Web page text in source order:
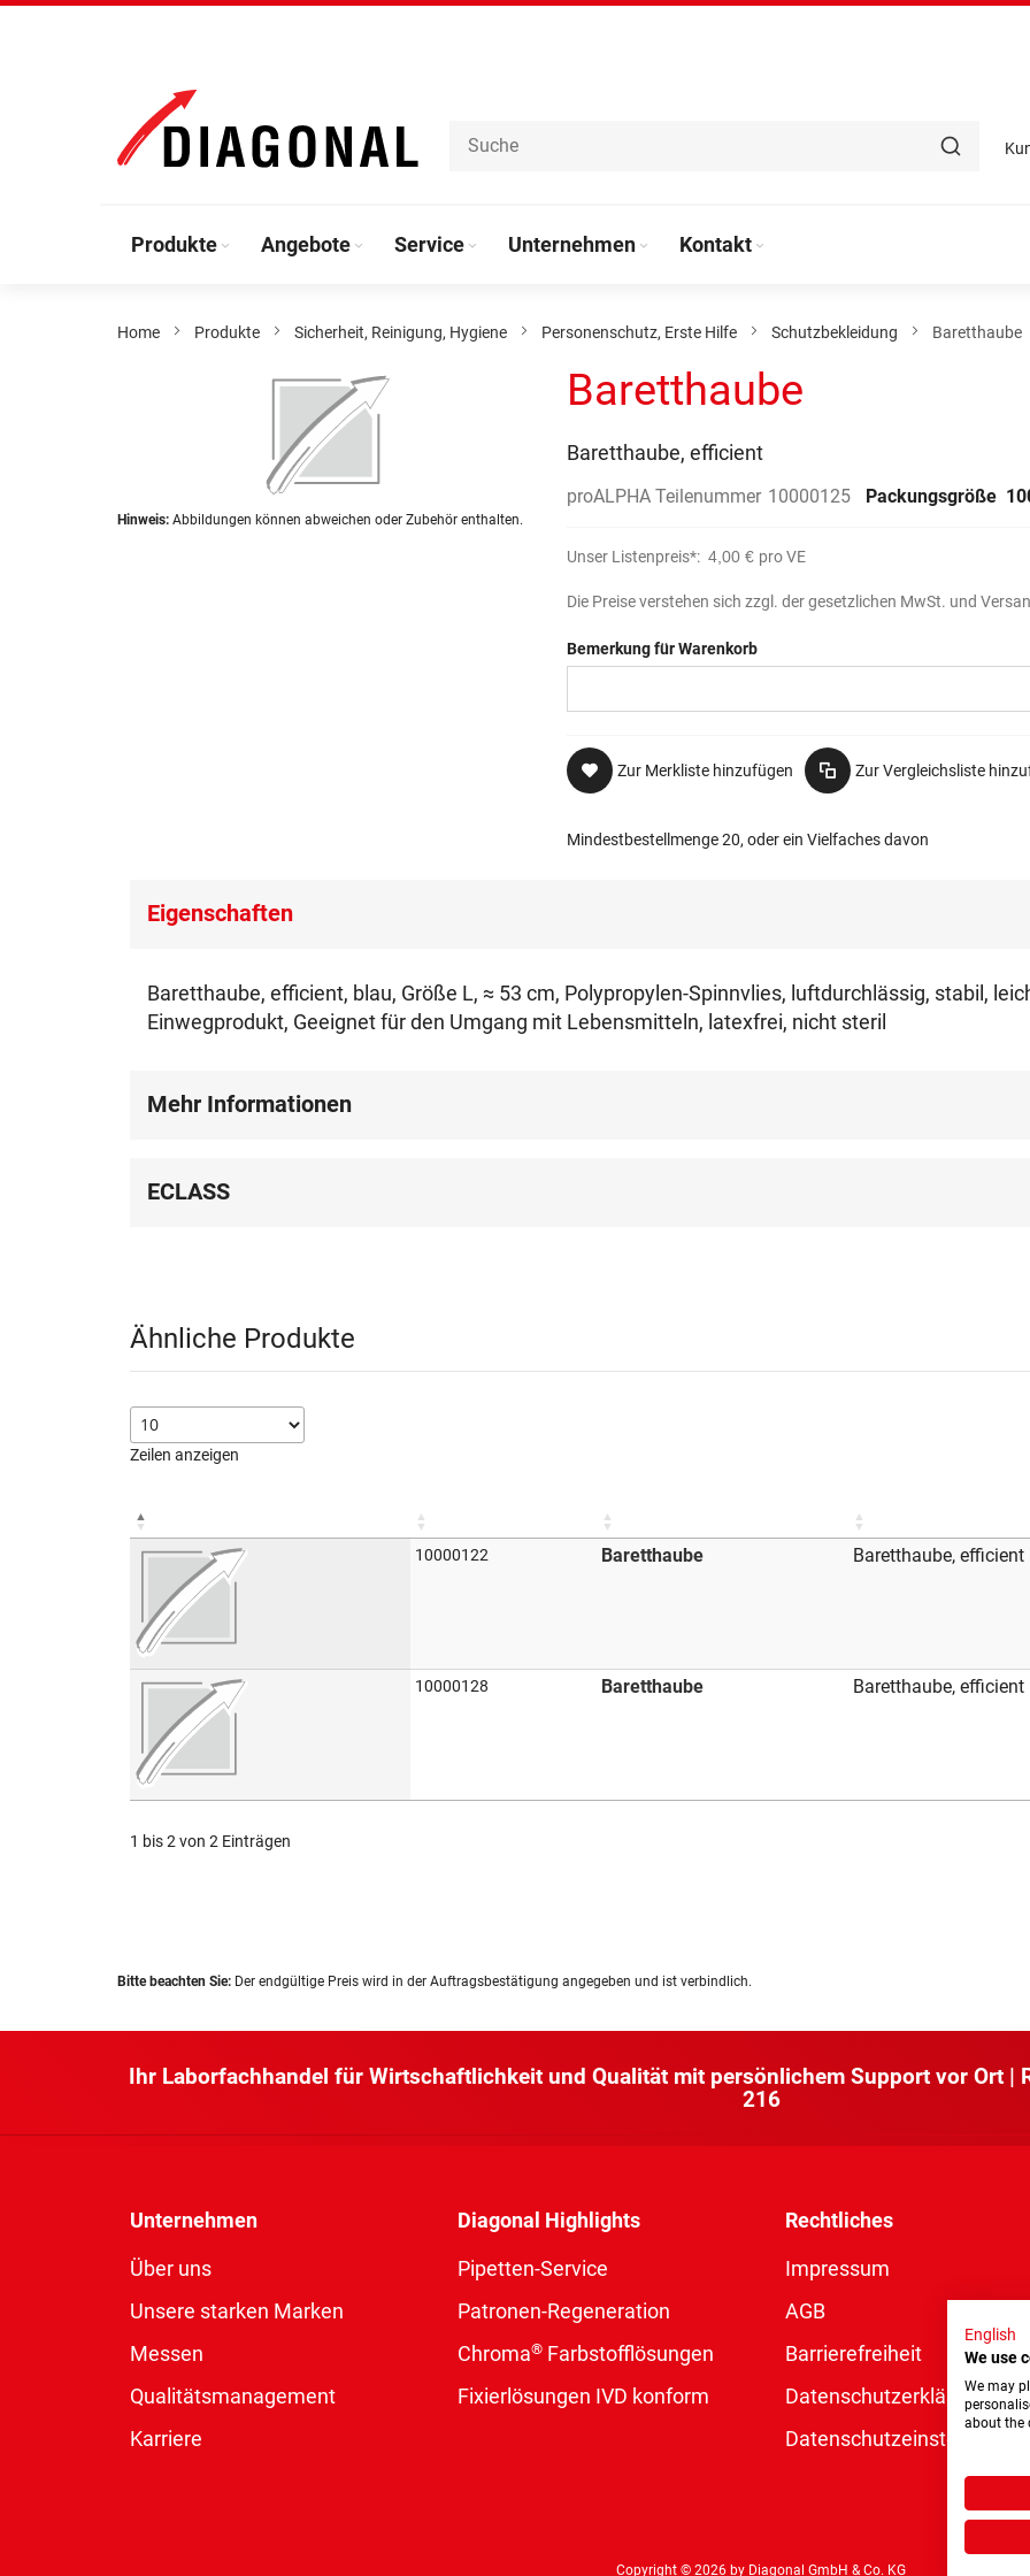
Inhalt
Produkte Angebote Service Unternehmen Kontakt
Home Produkte Sicherheit, Reinigung, Hygiene Personenschutz, Erste Hilfe Schutzbekleidung Baretthaube
Zum
Hinweis: Abbildungen können abweichen oder Zubehör enthalten.
Baretthaube
Baretthaube, efficient
proALPHA Teilenummer 10000125 Packungsgröße
Unser Listenpreis*: 4,00 € pro VE
Die Preise verstehen sich zzgl. der gesetzlichen MwSt. und
Bemerkung für Warenkorb
Zur Merkliste hinzufügen Zur Vergleichsliste
Mindestbestellmenge 20, oder ein Vielfaches davon
Eigenschaften
Baretthaube, efficient, blau, Größe L, ≈ 53 cm, Polypropylen-Spinnvlies, luftdurchlässig, stabil,
Einwegprodukt, Geeignet für den Umgang mit Lebensmitteln, latexfrei, nicht steril
Mehr Informationen
ECLASS
Ähnliche Produkte
Zeilen anzeigen
10000122 Baretthaube Baretthaube, efficient
10000128 Baretthaube Baretthaube, efficient
1 bis 2 von 2 Einträgen
Bitte beachten Sie: Der endgültige Preis wird in der Auftragsbestätigung angegeben und ist verbindlich.
Ihr Laborfachhandel für Wirtschaftlichkeit und Qualität mit persönlichem Support vor Ort |
216
Unternehmen
Über uns
Unsere starken Marken
Messen
Qualitätsmanagement
Karriere
Diagonal Highlights
Pipetten-Service
Patronen-Regeneration
Chroma® Farbstofflösungen
Fixierlösungen IVD konform
Rechtliches
Impressum
AGB
Barrierefreiheit
Datenschutzerklärung
Datenschutzeinstellungen
Copyright © 2026 by Diagonal GmbH & Co. KG
English
We use
We may
about the